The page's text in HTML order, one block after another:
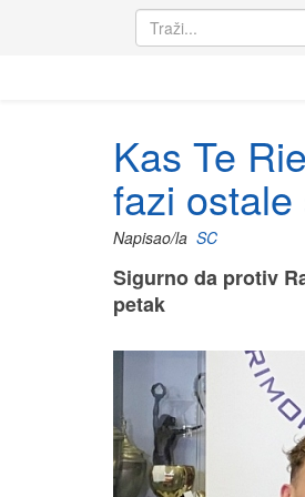
Kas Te
fazi
Napisao/la SC
Sigurno da protiv
petak